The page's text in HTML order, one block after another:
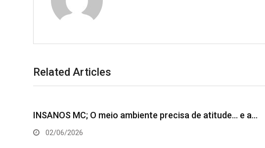
Related Articles
INSANOS MC; O meio ambiente precisa de atitude… e a…
02/06/2026